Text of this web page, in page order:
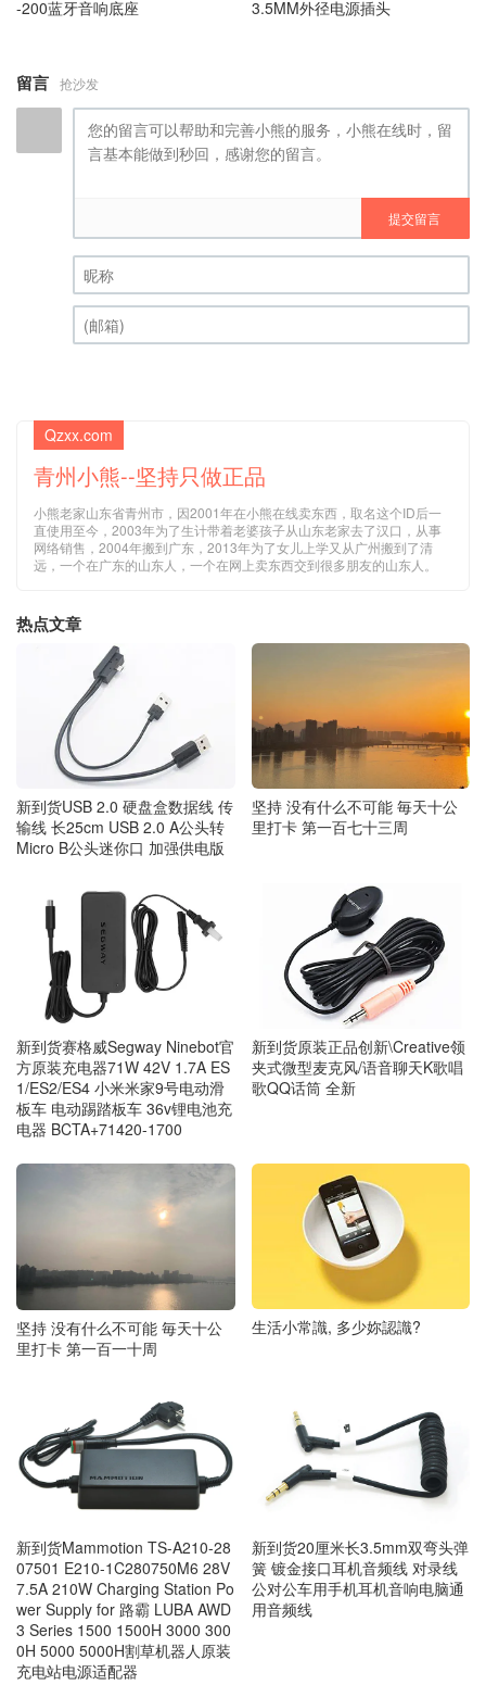
-200蓝牙音响底座
3.5MM外径电源插头
留言 抢沙发
提交留言
昵称 (必填)
Qzxx.com
青州小熊--坚持只做正品
小熊老家山东省青州市，因2001年在小熊在线卖东西，取名这个ID后一
直使用至今，2003年为了生计带着老婆孩子从山东老家去了汉口，从事
网络销售，2004年搬到广东，2013年为了女儿上学又从广州搬到了清
远，一个在广东的山东人，一个在网上卖东西交到很多朋友的山东人。
热点文章
新到货USB 2.0 硬盘盒数据线 传
输线 长25cm USB 2.0 A公头转
Micro B公头迷你口 加强供电版
坚持 没有什么不可能 毎天十公
里打卡 第一百七十三周
新到货赛格威Segway Ninebot官
方原装充电器71W 42V 1.7A ES
1/ES2/ES4 小米米家9号电动滑
板车 电动踢踏板车 36v锂电池充
电器 BCTA+71420-1700
新到货原装正品创新\Creative领
夹式微型麦克风/语音聊天K歌唱
歌QQ话筒 全新
坚持 没有什么不可能 毎天十公
里打卡 第一百一十周
生活小常識, 多少妳認識?
新到货Mammotion TS-A210-28
07501 E210-1C280750M6 28V
7.5A 210W Charging Station Po
wer Supply for 路霸 LUBA AWD
3 Series 1500 1500H 3000 300
0H 5000 5000H割草机器人原装
充电站电源适配器
新到货20厘米长3.5mm双弯头弹
簧 镀金接口耳机音频线 对录线
公对公车用手机耳机音响电脑通
用音频线